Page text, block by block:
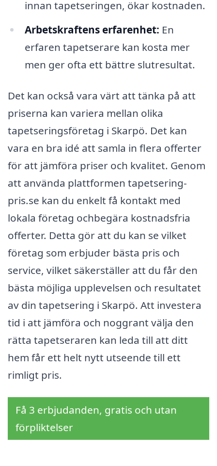
innan tapetseringen, ökar kostnaden.
Arbetskraftens erfarenhet: En
erfaren tapetserare kan kosta mer
men ger ofta ett bättre slutresultat.
Det kan också vara värt att tänka på att
priserna kan variera mellan olika
tapetseringsföretag i Skarpö. Det kan
vara en bra idé att samla in flera offerter
för att jämföra priser och kvalitet. Genom
att använda plattformen tapetsering-
pris.se kan du enkelt få kontakt med
lokala företag ochbegära kostnadsfria
offerter. Detta gör att du kan se vilket
företag som erbjuder bästa pris och
service, vilket säkerställer att du får den
bästa möjliga upplevelsen och resultatet
av din tapetsering i Skarpö. Att investera
tid i att jämföra och noggrant välja den
rätta tapetseraren kan leda till att ditt
hem får ett helt nytt utseende till ett
rimligt pris.
Få 3 erbjudanden, gratis och utan
förpliktelser